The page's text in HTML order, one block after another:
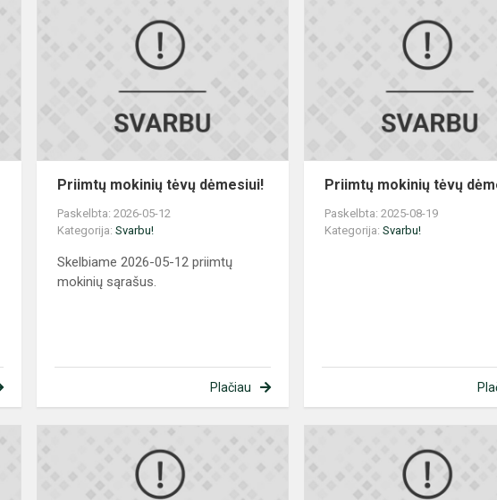
Priimtų mokinių tėvų dėmesiui!
Paskelbta: 2026-05-12
Kategorija:Svarbu!
Skelbiame 2026-05-12 priimtų
mokinių sąrašus.
Plačiau
Priimtų mokinių tėvų
Paskelbta: 2025-08-19
Kategorija:Svarbu!